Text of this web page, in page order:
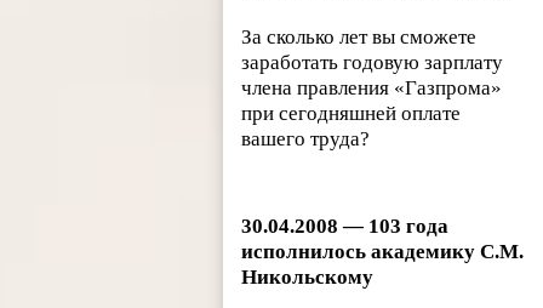
За сколько лет вы сможете
заработать годовую зарплату
члена правления «Газпрома»
при сегодняшней оплате
вашего труда?
30.04.2008 — 103 года
исполнилось академику С.М.
Никольскому